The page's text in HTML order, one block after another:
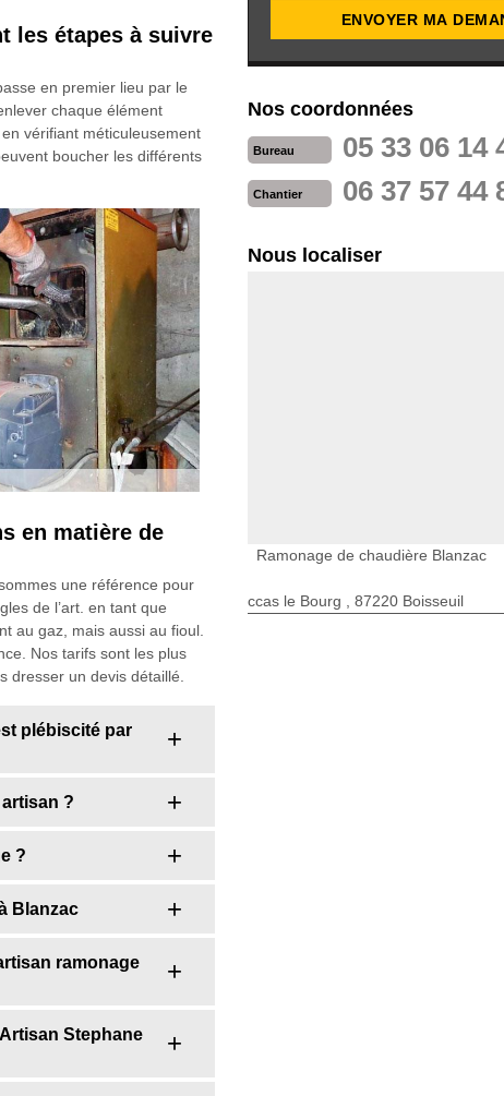
les étapes à suivre
en premier lieu par le
chaque élément
en vérifiant méticuleusement
boucher les différents
en matière de
une référence pour
de l’art. en tant que
au gaz, mais aussi au fioul.
Nos tarifs sont les plus
dresser un devis détaillé.
plébiscité par
?
?
Blanzac
ramonage
Stephane
Nos coordonnées
Bureau 05 33 06 14
Chantier 06 37 57 44
Nous localiser
Ramonage de chaudière Blanzac
ccas le Bourg , 87220 Boisseuil